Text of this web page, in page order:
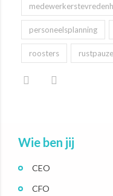
personeelsplanning
roosters rustpauze
Wie ben jij
CEO
CFO